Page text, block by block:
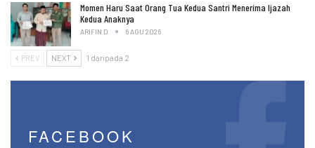
Momen Haru Saat Orang Tua Kedua Santri Menerima Ijazah
Kedua Anaknya
ARIFIN D 6 AGU 2026
PREV NEXT 1 daripada 2
FACEBOOK